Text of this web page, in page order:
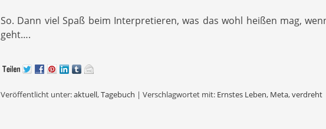
So. Dann viel Spaß beim Interpretieren, was das wohl heißen mag,
geht….
Veröffentlicht unter:aktuell,Tagebuch | Verschlagwortet mit: Ernstes Leben, Meta,verdreht